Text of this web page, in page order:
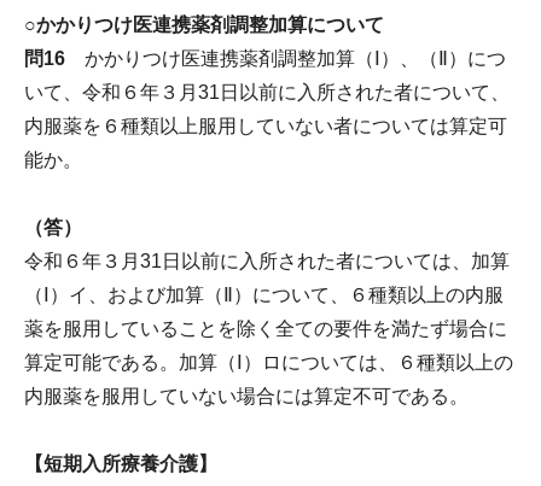
○かかりつけ医連携薬剤調整加算について
問16 かかりつけ医連携薬剤調整加算（Ⅰ）、（Ⅱ）につ
いて、令和６年３月31日以前に入所された者について、
内服薬を６種類以上服用していない者については算定可
能か。
（答）
令和６年３月31日以前に入所された者については、加算
（Ⅰ）イ、および加算（Ⅱ）について、６種類以上の内服
薬を服用していることを除く全ての要件を満たず場合に
算定可能である。加算（Ⅰ）ロについては、６種類以上の
内服薬を服用していない場合には算定不可である。
【短期入所療養介護】